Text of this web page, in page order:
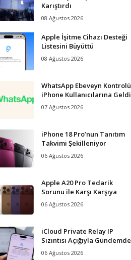
Karıştırdı
08 Ağustos 2026
Apple İşitme Cihazı Desteği
Listesini Büyüttü
08 Ağustos 2026
WhatsApp Ebeveyn Kontrolü
iPhone Kullanıcılarına Geldi
07 Ağustos 2026
iPhone 18 Pro’nun Tanıtım
Takvimi Şekilleniyor
06 Ağustos 2026
Apple A20 Pro Tedarik
Sorunu ile Karşı Karşıya
06 Ağustos 2026
iCloud Private Relay IP
Sızıntısı Açığıyla Gündemde
06 Ağustos 2026